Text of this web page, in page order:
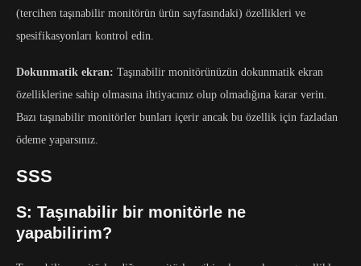
(tercihen taşınabilir monitörün ürün sayfasındaki) özellikleri ve
spesifikasyonları kontrol edin.
Dokunmatik ekran: Taşınabilir monitörünüzün dokunmatik ekran
özelliklerine sahip olmasına ihtiyacınız olup olmadığına karar verin.
Bazı taşınabilir monitörler bunları içerir ancak bu özellik için fazladan
ödeme yaparsınız.
SSS
S: Taşınabilir bir monitörle ne
yapabilirim?